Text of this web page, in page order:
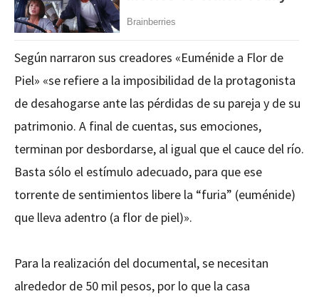
Según narraron sus creadores «Euménide a Flor de
Piel» «se refiere a la imposibilidad de la protagonista
de desahogarse ante las pérdidas de su pareja y de su
patrimonio. A final de cuentas, sus emociones,
terminan por desbordarse, al igual que el cauce del río.
Basta sólo el estímulo adecuado, para que ese
torrente de sentimientos libere la “furia” (euménide)
que lleva adentro (a flor de piel)».
Para la realización del documental, se necesitan
alrededor de 50 mil pesos, por lo que la casa